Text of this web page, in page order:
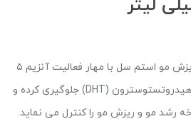
شامپو تقویت کننده و ضد ریزش مو استم سل با مهار فعالیت آنزیم ۵
– آلفا –ردوکتاز از تولید دی هیدروتستوسترون (DHT) جلوگیری کرده و
رشد مو و ‌ریزش مو را کنترل می نماید.